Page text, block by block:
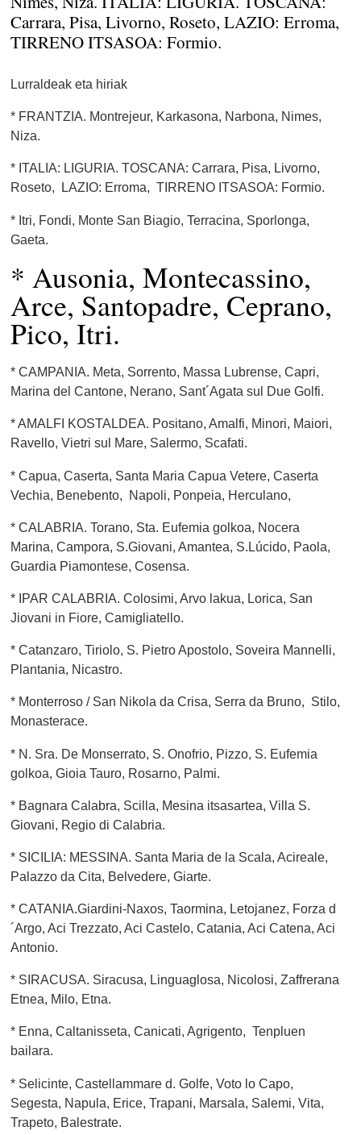
Carrara, Pisa, Livorno, Roseto, LAZIO: Erroma,
TIRRENO ITSASOA: Formio.
Lurraldeak eta hiriak
* FRANTZIA. Montrejeur, Karkasona, Narbona, Nimes,
Niza.
* ITALIA: LIGURIA. TOSCANA: Carrara, Pisa, Livorno,
Roseto, LAZIO: Erroma, TIRRENO ITSASOA: Formio.
* Itri, Fondi, Monte San Biagio, Terracina, Sporlonga,
Gaeta.
* Ausonia, Montecassino,
Arce, Santopadre, Ceprano,
Pico, Itri.
* CAMPANIA. Meta, Sorrento, Massa Lubrense, Capri,
Marina del Cantone, Nerano, Sant´Agata sul Due Golfi.
* AMALFI KOSTALDEA. Positano, Amalfi, Minori, Maiori,
Ravello, Vietri sul Mare, Salermo, Scafati.
* Capua, Caserta, Santa Maria Capua Vetere, Caserta
Vechia, Benebento, Napoli, Ponpeia, Herculano,
* CALABRIA. Torano, Sta. Eufemia golkoa, Nocera
Marina, Campora, S.Giovani, Amantea, S.Lúcido, Paola,
Guardia Piamontese, Cosensa.
* IPAR CALABRIA. Colosimi, Arvo lakua, Lorica, San
Jiovani in Fiore, Camigliatello.
* Catanzaro, Tiriolo, S. Pietro Apostolo, Soveira Mannelli,
Plantania, Nicastro.
* Monterroso / San Nikola da Crisa, Serra da Bruno, Stilo,
Monasterace.
* N. Sra. De Monserrato, S. Onofrio, Pizzo, S. Eufemia
golkoa, Gioia Tauro, Rosarno, Palmi.
* Bagnara Calabra, Scilla, Mesina itsasartea, Villa S.
Giovani, Regio di Calabria.
* SICILIA: MESSINA. Santa Maria de la Scala, Acireale,
Palazzo da Cita, Belvedere, Giarte.
* CATANIA.Giardini-Naxos, Taormina, Letojanez, Forza d
´Argo, Aci Trezzato, Aci Castelo, Catania, Aci Catena, Aci
Antonio.
* SIRACUSA. Siracusa, Linguaglosa, Nicolosi, Zaffrerana
Etnea, Milo, Etna.
* Enna, Caltanisseta, Canicati, Agrigento, Tenpluen
bailara.
* Selicinte, Castellammare d. Golfe, Voto lo Capo,
Segesta, Napula, Erice, Trapani, Marsala, Salemi, Vita,
Trapeto, Balestrate.